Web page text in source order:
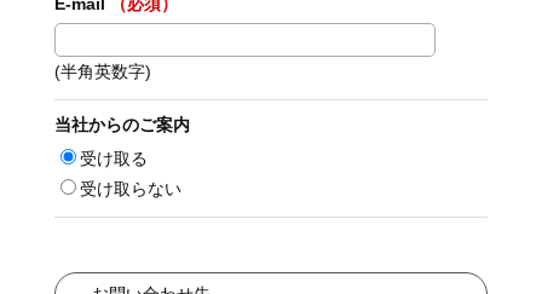
(半角英数字)
当社からのご案内
受け取る
受け取らない